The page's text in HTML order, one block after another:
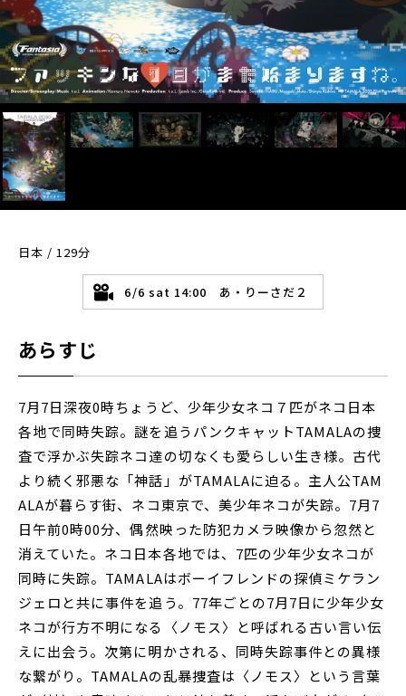
日本 / 129分
6/6 sat 14:00 あ・りーさだ２
あらすじ
7月7日深夜0時ちょうど、少年少女ネコ７匹がネコ日本
各地で同時失踪。謎を追うパンクキャットTAMALAの捜
査で浮かぶ失踪ネコ達の切なくも愛らしい生き様。古代
より続く邪悪な「神話」がTAMALAに迫る。主人公TAM
ALAが暮らす街、ネコ東京で、美少年ネコが失踪。7月7
日午前0時00分、偶然映った防犯カメラ映像から忽然と
消えていた。ネコ日本各地では、7匹の少年少女ネコが
同時に失踪。TAMALAはボーイフレンドの探偵ミケラン
ジェロと共に事件を追う。77年ごとの7月7日に少年少女
ネコが行方不明になる〈ノモス〉と呼ばれる古い言い伝
えに出会う。次第に明かされる、同時失踪事件との異様
な繋がり。TAMALAの乱暴捜査は〈ノモス〉という言葉